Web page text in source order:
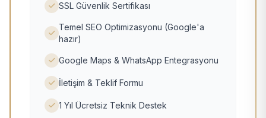
SSL Güvenlik Sertifikası
Temel SEO Optimizasyonu (Google'a
hazır)
Google Maps & WhatsApp Entegrasyonu
İletişim & Teklif Formu
1 Yıl Ücretsiz Teknik Destek